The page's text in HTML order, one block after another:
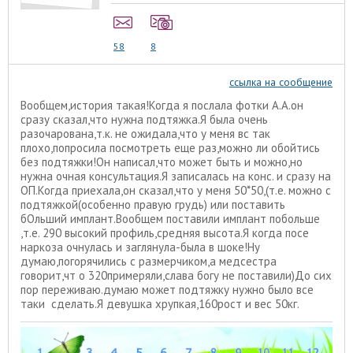
58 8
ссылка на сообщение
Вообщем,история такая!Когда я послала фотки А.А.он
сразу сказал,что нужна подтяжка.Я была очень
разочарована,т.к. не ожидала,что у меня вс так
плохо,попросила посмотреть еще раз,можно ли обойтись
без подтяжки!Он написал,что может быть и можно,но
нужна очная консультация.Я записалась на конс. и сразу на
ОП.Когда приехала,он сказал,что у меня 50*50,(т.е. можно с
подтяжкой(особенно правую грудь) или поставить
бОльший имплант.Вообщем поставили имплант побольше
,т.е. 290 высокий профиль,средняя высота.Я когда посе
наркоза очнулась и заглянула-была в шоке!Ну
думаю,погорячились с размерчиком,а медсестра
говорит,чт о 320примеряли,слава богу не поставили)До сих
пор переживаю.думаю может подтяжку нужно было все
таки сделать.Я девушка хрупкая,160рост и вес 50кг.